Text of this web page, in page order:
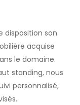
disposition son
acquise
le domaine.
standing, nous
personnalisé,